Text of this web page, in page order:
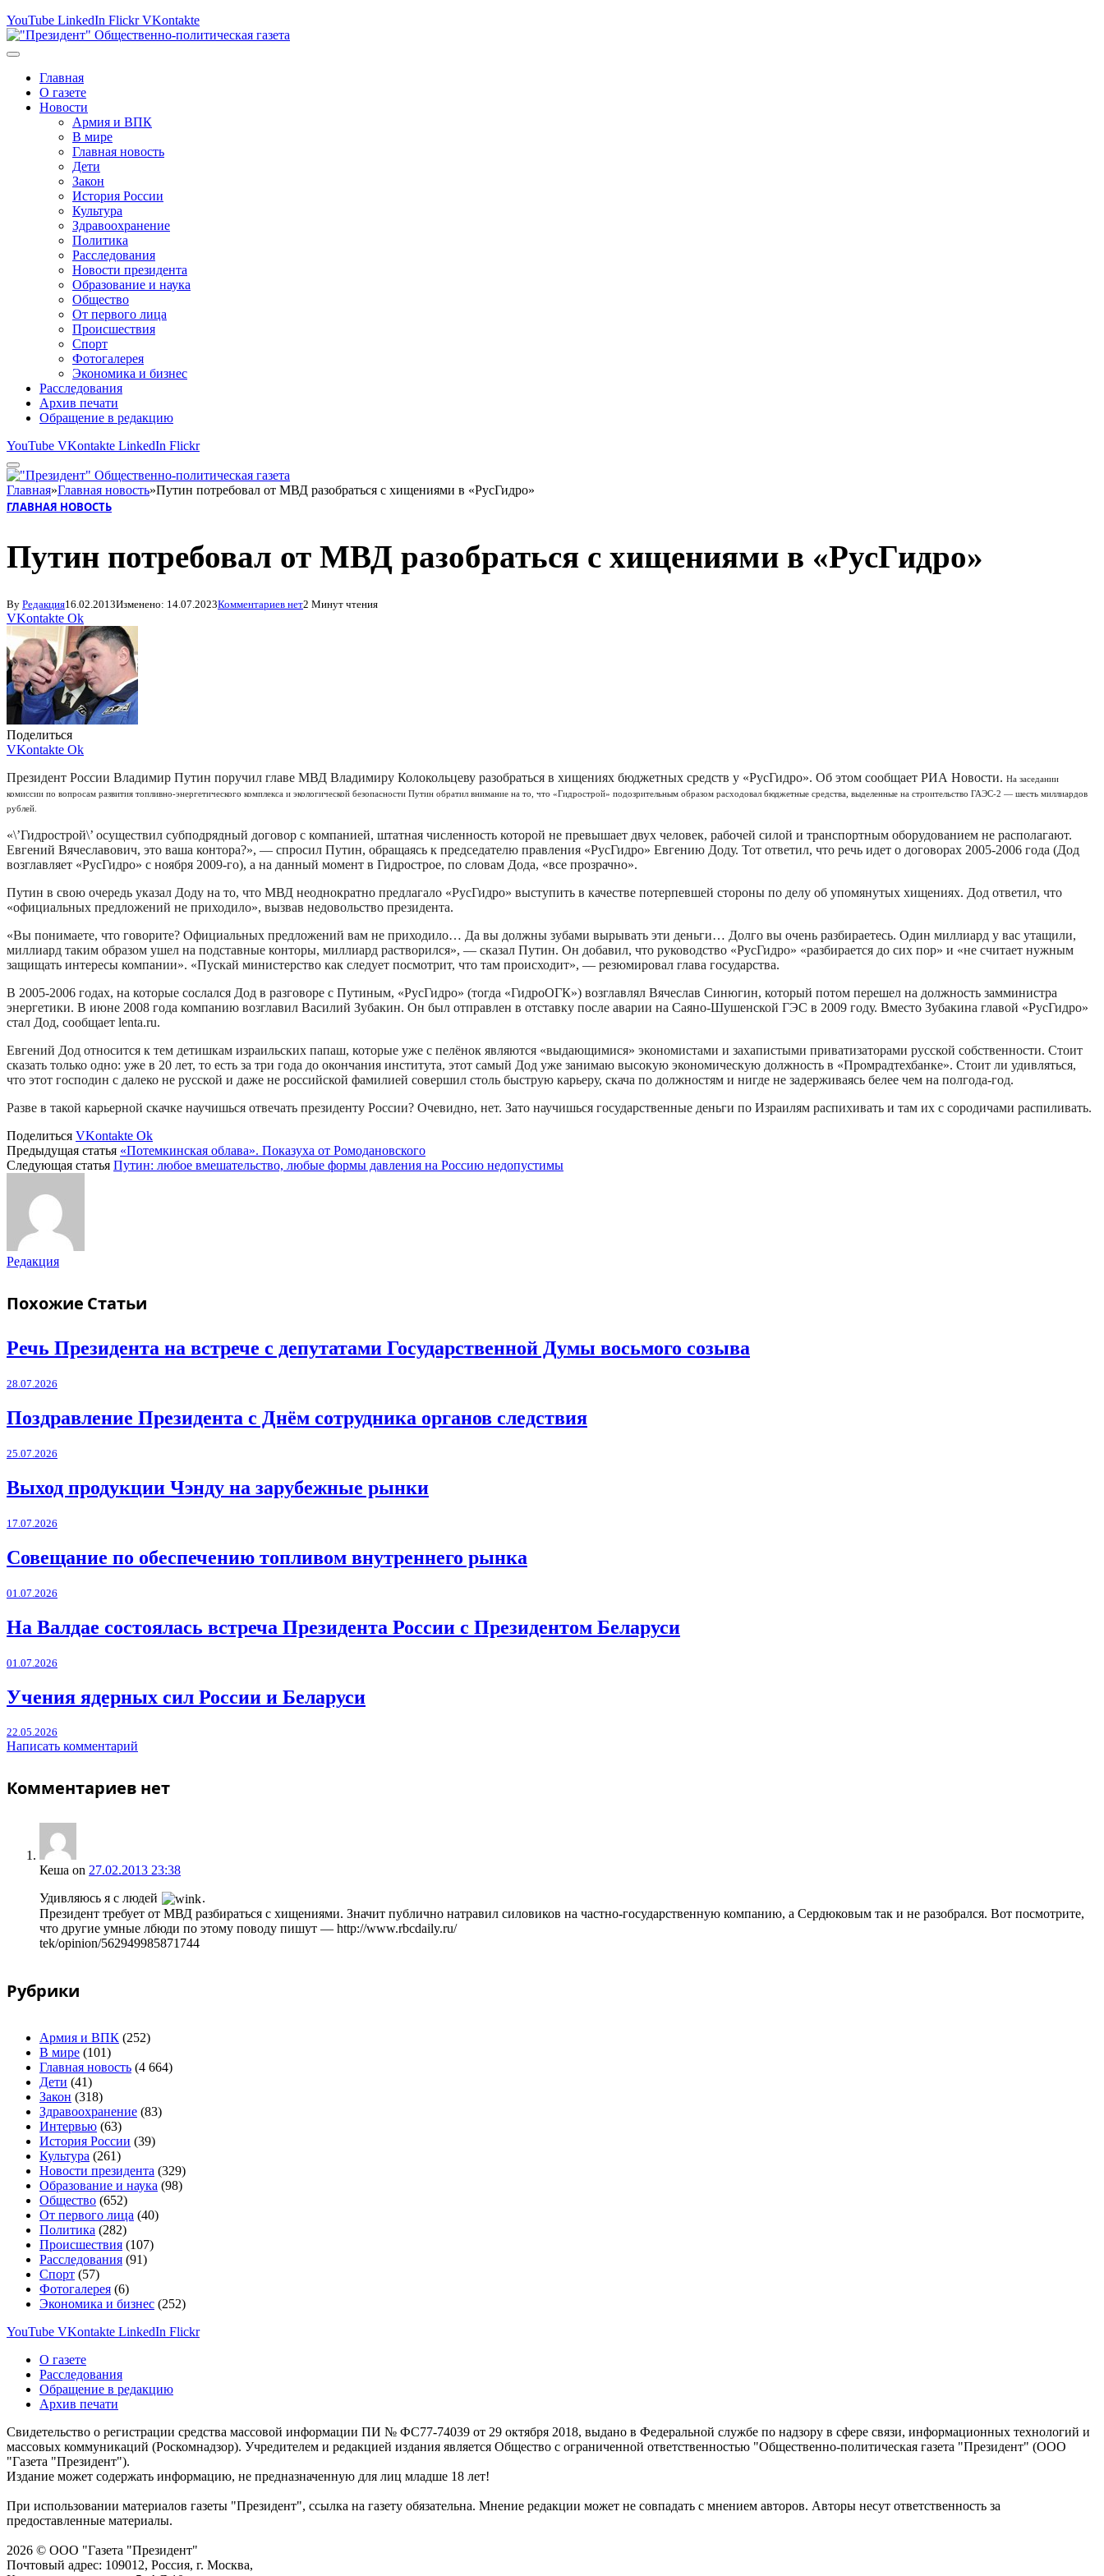
YouTube LinkedIn Flickr VKontakte
Главная
О газете
Новости
Армия и ВПК
В мире
Главная новость
Дети
Закон
История России
Культура
Здравоохранение
Политика
Расследования
Новости президента
Образование и наука
Общество
От первого лица
Происшествия
Спорт
Фотогалерея
Экономика и бизнес
Расследования
Архив печати
Обращение в редакцию
YouTube VKontakte LinkedIn Flickr
Главная»Главная новость»Путин потребовал от МВД разобраться с хищениями в «РусГидро»
ГЛАВНАЯ НОВОСТЬ
Путин потребовал от МВД разобраться с хищениями в «РусГидро»
By Редакция16.02.2013Изменено: 14.07.2023Комментариев нет2 Минут чтения
VKontakte Ok
Поделиться
VKontakte Ok
Президент России Владимир Путин поручил главе МВД Владимиру Колокольцеву разобраться в хищениях бюджетных средств у «РусГидро». Об этом сообщает РИА Новости. На заседании
комиссии по вопросам развития топливно-энергетического комплекса и экологической безопасности Путин обратил внимание на то, что «Гидрострой» подозрительным образом расходовал бюджетные средства, выделенные на строительство ГАЭС-2 — шесть миллиардов
рублей.
«\’Гидрострой\’ осуществил субподрядный договор с компанией, штатная численность которой не превышает двух человек, рабочей силой и транспортным оборудованием не располагают.
Евгений Вячеславович, это ваша контора?», — спросил Путин, обращаясь к председателю правления «РусГидро» Евгению Доду. Тот ответил, что речь идет о договорах 2005-2006 года (Дод
возглавляет «РусГидро» с ноября 2009-го), а на данный момент в Гидрострое, по словам Дода, «все прозрачно».
Путин в свою очередь указал Доду на то, что МВД неоднократно предлагало «РусГидро» выступить в качестве потерпевшей стороны по делу об упомянутых хищениях. Дод ответил, что
«официальных предложений не приходило», вызвав недовольство президента.
«Вы понимаете, что говорите? Официальных предложений вам не приходило… Да вы должны зубами вырывать эти деньги… Долго вы очень разбираетесь. Один миллиард у вас утащили,
миллиард таким образом ушел на подставные конторы, миллиард растворился», — сказал Путин. Он добавил, что руководство «РусГидро» «разбирается до сих пор» и «не считает нужным
защищать интересы компании». «Пускай министерство как следует посмотрит, что там происходит», — резюмировал глава государства.
В 2005-2006 годах, на которые сослался Дод в разговоре с Путиным, «РусГидро» (тогда «ГидроОГК») возглавлял Вячеслав Синюгин, который потом перешел на должность замминистра
энергетики. В июне 2008 года компанию возглавил Василий Зубакин. Он был отправлен в отставку после аварии на Саяно-Шушенской ГЭС в 2009 году. Вместо Зубакина главой «РусГидро»
стал Дод, сообщает lenta.ru.
Евгений Дод относится к тем детишкам израильских папаш, которые уже с пелёнок являются «выдающимися» экономистами и захапистыми приватизаторами русской собственности. Стоит
сказать только одно: уже в 20 лет, то есть за три года до окончания института, этот самый Дод уже занимаю высокую экономическую должность в «Промрадтехбанке». Стоит ли удивляться,
что этот господин с далеко не русской и даже не российской фамилией совершил столь быструю карьеру, скача по должностям и нигде не задерживаясь белее чем на полгода-год.
Разве в такой карьерной скачке научишься отвечать президенту России? Очевидно, нет. Зато научишься государственные деньги по Израилям распихивать и там их с сородичами распиливать.
Поделиться VKontakte Ok
Предыдущая статья «Потемкинская облава». Показуха от Ромодановского
Следующая статья Путин: любое вмешательство, любые формы давления на Россию недопустимы
Редакция
Похожие Статьи
Речь Президента на встрече с депутатами Государственной Думы восьмого созыва
28.07.2026
Поздравление Президента с Днём сотрудника органов следствия
25.07.2026
Выход продукции Чэнду на зарубежные рынки
17.07.2026
Совещание по обеспечению топливом внутреннего рынка
01.07.2026
На Валдае состоялась встреча Президента России с Президентом Беларуси
01.07.2026
Учения ядерных сил России и Беларуси
22.05.2026
Написать комментарий
Комментариев нет
Кеша on 27.02.2013 23:38
Удивляюсь я с людей
.
Президент требует от МВД разбираться с хищениями. Значит публично натравил силовиков на частно-государственную компанию, а Сердюковым так и не разобрался. Вот посмотрите,
что другие умные лбюди по этому поводу пишут — http://www.rbcdaily.ru/
tek/opinion/562949985871744
Рубрики
Армия и ВПК (252)
В мире (101)
Главная новость (4 664)
Дети (41)
Закон (318)
Здравоохранение (83)
Интервью (63)
История России (39)
Культура (261)
Новости президента (329)
Образование и наука (98)
Общество (652)
От первого лица (40)
Политика (282)
Происшествия (107)
Расследования (91)
Спорт (57)
Фотогалерея (6)
Экономика и бизнес (252)
YouTube VKontakte LinkedIn Flickr
О газете
Расследования
Обращение в редакцию
Архив печати
Свидетельство о регистрации средства массовой информации ПИ № ФС77-74039 от 29 октября 2018, выдано в Федеральной службе по надзору в сфере связи, информационных технологий и
массовых коммуникаций (Роскомнадзор). Учредителем и редакцией издания является Общество с ограниченной ответственностью "Общественно-политическая газета "Президент" (ООО
"Газета "Президент").
Издание может содержать информацию, не предназначенную для лиц младше 18 лет!
При использовании материалов газеты "Президент", ссылка на газету обязательна. Мнение редакции может не совпадать с мнением авторов. Авторы несут ответственность за
предоставленные материалы.
2026 © ООО "Газета "Президент"
Почтовый адрес: 109012, Россия, г. Москва,